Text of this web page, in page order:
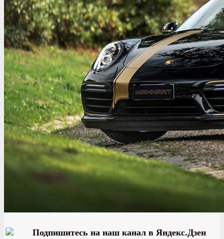
Подпишитесь на наш канал в Яндекс.Дзен